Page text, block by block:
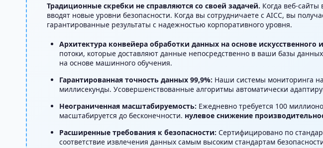
Традиционные скребки не справляются со своей задачей. Когда веб-
вводят новые уровни безопасности. Когда вы сотрудничаете с AICC, вы
гарантированные результаты с надежностью корпоративного уровня.
Архитектура конвейера обработки данных на основе искусственного
потоки, которые доставляют данные непосредственно в ваши базы
на основе машинного обучения.
Гарантированная точность данных 99,9%: Наши системы мониторинга
миллисекунды. Усовершенствованные алгоритмы автоматически
Неограниченная масштабируемость: Ежедневно требуется 100
масштабируется до бесконечности. нулевое снижение
Расширенные требования к безопасности: Сертифицировано по
соответствие извлечения данных самым высоким стандартам